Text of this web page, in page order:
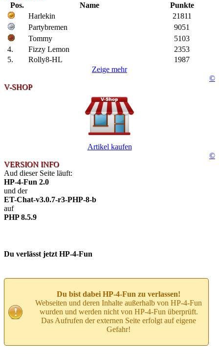
Pos.
Name
Punkte
Harlekin
21811
Partybremen
9051
Tommy
5103
4.
Fizzy Lemon
2353
5.
Rolly8-HL
1987
Zeige mehr
©
V-SHOP
Artikel kaufen
©
VERSION INFO
Aud dieser Seite läuft:
HP-4-Fun 2.0
und der
ET-Chat-v3.0.7-r3-PHP-8-b
auf
PHP 8.5.9
Du verlässt jetzt HP-4-Fun
Du bist dabei HP-4-Fun zu verlassen!
Webseiten und deren Inhalte außerhalb von HP-4-Fun
wurden und werden nicht von HP-4-Fun überprüft.
Das Aufrufen der externen Seite erfolgt auf eigene
Gefahr!